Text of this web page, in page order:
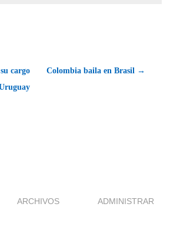
cargo
Colombia baila en Brasil →
ARCHIVOS ADMINISTRAR